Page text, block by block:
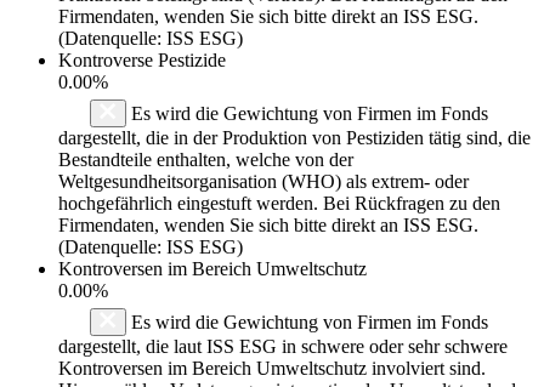
Firmendaten, wenden Sie sich bitte direkt an ISS ESG.
(Datenquelle: ISS ESG)
Kontroverse Pestizide
0.00%
Es wird die Gewichtung von Firmen im Fonds
dargestellt, die in der Produktion von Pestiziden tätig sind, die
Bestandteile enthalten, welche von der
Weltgesundheitsorganisation (WHO) als extrem- oder
hochgefährlich eingestuft werden. Bei Rückfragen zu den
Firmendaten, wenden Sie sich bitte direkt an ISS ESG.
(Datenquelle: ISS ESG)
Kontroversen im Bereich Umweltschutz
0.00%
Es wird die Gewichtung von Firmen im Fonds
dargestellt, die laut ISS ESG in schwere oder sehr schwere
Kontroversen im Bereich Umweltschutz involviert sind.